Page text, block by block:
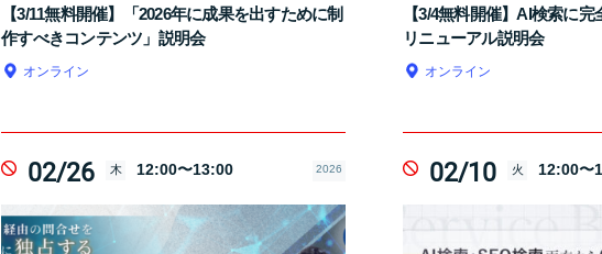
【3/11無料開催】「2026年に成果を出すために制
作すべきコンテンツ」説明会
オンライン
【3/4無料開催】AI検索に
リニューアル説明会
オンライン
02/26 木 12:00〜13:00 2026 02/10 火 12:00〜